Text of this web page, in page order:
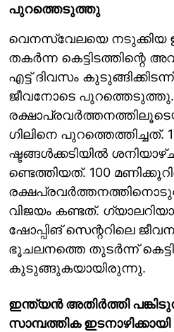
പുറത്തെടുത്തു
വെനസ്വേലയെ നടുക്കിയ
തകർന്ന കെട്ടിടത്തിന്റെ
എട്ട് ദിവസം
ജീവനോടെ
ഗിലിനെ പുറത്തെത്തിച്ചത്.
ഷ്ട​ങ്ങ​ള്‍ക്ക​ടി​യി​ല്‍
ണ്ടെ​ത്തി​യ​ത്. 100
വിജയം കണ്ടത്.
ഷോപ്പിങ് സെന്ററിലെ
ഭൂചലനത്തെ തുടർന്ന്
കുടുങ്ങുകയായിരുന്നു.
ഇന്ത്യൻ അതിർത്തി
സാമ്പത്തിക